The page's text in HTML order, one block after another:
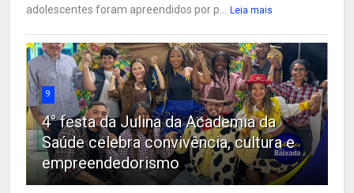
adolescentes foram apreendidos por p...
Leia mais
9
4° festa da Julina da Academia da
Saúde celebra convivência, cultura e
empreendedorismo